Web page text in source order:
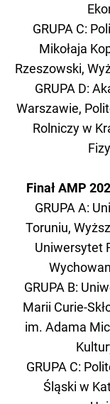
GRUPA C:
Mikołaja
Rzeszowski,
GRUPA D:
Warszawie,
Rolniczy w
Finał AMP
GRUPA A:
Toruniu,
Uniwersytet
GRUPA B:
Marii Curie-
im. Adama
GRUPA C:
Śląski w